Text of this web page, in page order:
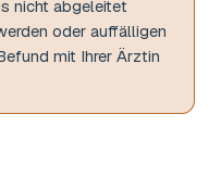
nicht abgeleitet
oder auffälligen
mit Ihrer Ärztin